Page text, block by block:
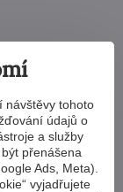
návštěvy tohoto
údajů o
a služby
přenášena
Ads, Meta).
vyjadřujete